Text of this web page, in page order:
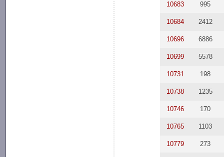
10683 995
10684 2412
10696 6886
10699 5578
10731 198
10738 1235
10746 170
10765 1103
10779 273